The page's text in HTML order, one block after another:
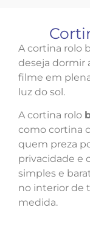
A cortina rolo
deseja dormir
filme em
luz do sol.
A cortina rolo
como cortina
quem preza
privacidade e
simples e
no interior de
medida.